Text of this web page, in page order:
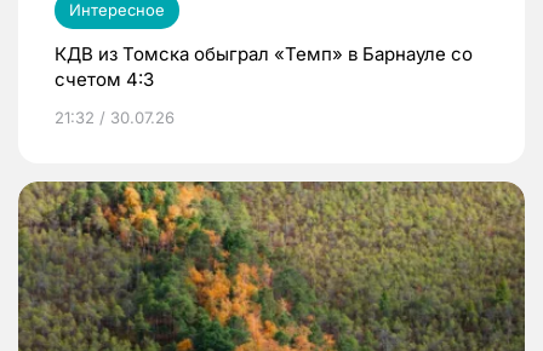
Интересное
КДВ из Томска обыграл «Темп» в Барнауле со
счетом 4:3
21:32 / 30.07.26